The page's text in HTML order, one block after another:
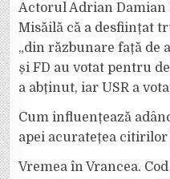
Actorul Adrian
Misăilă că a desființat
„din răzbunare față de
și FD au votat pentru
a abținut, iar USR a
Cum influențează
apei acuratețea
Vremea în Vrancea.